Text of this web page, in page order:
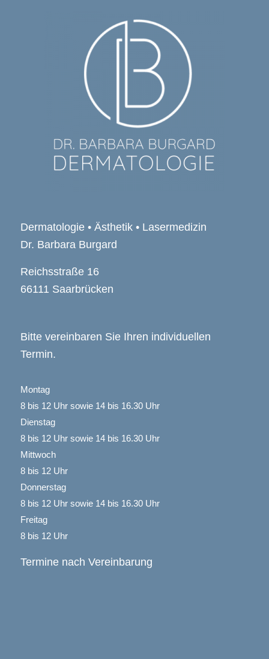
Dermatologie • Ästhetik • Lasermedizin
Dr. Barbara Burgard
Reichsstraße 16
66111 Saarbrücken
Bitte vereinbaren Sie Ihren individuellen
Termin.
Montag
8 bis 12 Uhr sowie 14 bis 16.30 Uhr
Dienstag
8 bis 12 Uhr sowie 14 bis 16.30 Uhr
Mittwoch
8 bis 12 Uhr
Donnerstag
8 bis 12 Uhr sowie 14 bis 16.30 Uhr
Freitag
8 bis 12 Uhr
Termine nach Vereinbarung